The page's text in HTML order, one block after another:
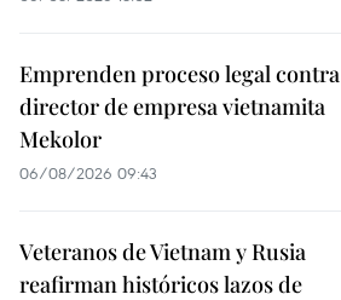
Emprenden proceso legal contra
director de empresa vietnamita
Mekolor
06/08/2026 09:43
Veteranos de Vietnam y Rusia
reafirman históricos lazos de